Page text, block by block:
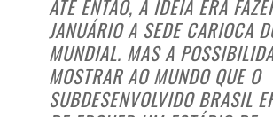
ATÉ ENTÃO, A IDEIA ERA
JANUÁRIO A SEDE CARIOCA
MUNDIAL. MAS A
MOSTRAR AO MUNDO QUE O
SUBDESENVOLVIDO BRASIL